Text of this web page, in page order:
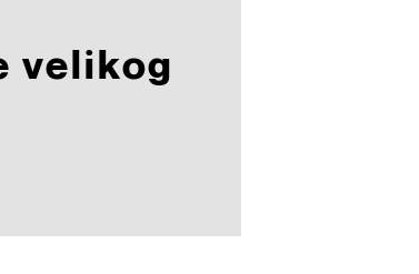
velikog